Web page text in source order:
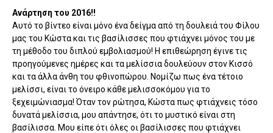
Ανάρτηση του 2016!!
Αυτό το βίντεο είναι μόνο ένα δείγμα από τη δουλειά του Φίλου
μας του Κώστα και τις βασίλισσες που φτιάχνει μόνος του με
τη μέθοδο του διπλού εμβολιασμού! Η επιθεώρηση έγινε τις
προηγούμενες ημέρες και τα μελίσσια δουλεύουν στον Κισσό
και τα άλλα άνθη του φθινοπώρου. Νομίζω πως ένα τέτοιο
μελίσσι, είναι το όνειρο κάθε μελισσοκόμου για το
ξεχειμώνιασμα! Όταν τον ρώτησα, Κώστα πως φτιάχνεις τόσο
δυνατά μελίσσια, μου απάντησε, ότι το μυστικό είναι στη
βασίλισσα. Μου είπε ότι όλες οι βασίλισσες που φτιάχνει